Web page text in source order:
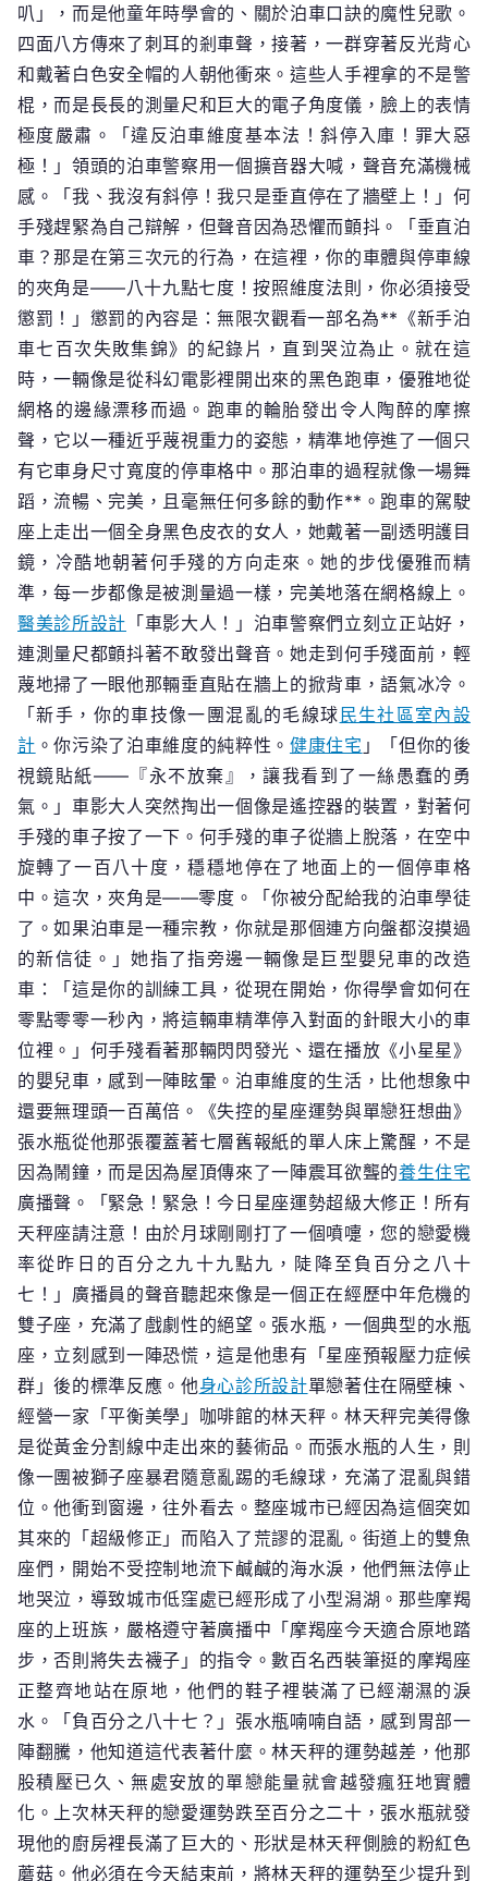
叭」，而是他童年時學會的、關於泊車口訣的魔性兒歌。
四面八方傳來了刺耳的剎車聲，接著，一群穿著反光背心
和戴著白色安全帽的人朝他衝來。這些人手裡拿的不是警
棍，而是長長的測量尺和巨大的電子角度儀，臉上的表情
極度嚴肅。「違反泊車維度基本法！斜停入庫！罪大惡
極！」領頭的泊車警察用一個擴音器大喊，聲音充滿機械
感。「我、我沒有斜停！我只是垂直停在了牆壁上！」何
手殘趕緊為自己辯解，但聲音因為恐懼而顫抖。「垂直泊
車？那是在第三次元的行為，在這裡，你的車體與停車線
的夾角是——八十九點七度！按照維度法則，你必須接受
懲罰！」懲罰的內容是：無限次觀看一部名為**《新手泊
車七百次失敗集錦》的紀錄片，直到哭泣為止。就在這
時，一輛像是從科幻電影裡開出來的黑色跑車，優雅地從
網格的邊緣漂移而過。跑車的輪胎發出令人陶醉的摩擦
聲，它以一種近乎蔑視重力的姿態，精準地停進了一個只
有它車身尺寸寬度的停車格中。那泊車的過程就像一場舞
蹈，流暢、完美，且毫無任何多餘的動作**。跑車的駕駛
座上走出一個全身黑色皮衣的女人，她戴著一副透明護目
鏡，冷酷地朝著何手殘的方向走來。她的步伐優雅而精
準，每一步都像是被測量過一樣，完美地落在網格線上。
醫美診所設計 「車影大人！」泊車警察們立刻立正站好，
連測量尺都顫抖著不敢發出聲音。她走到何手殘面前，輕
蔑地掃了一眼他那輛垂直貼在牆上的掀背車，語氣冰冷。
「新手，你的車技像一團混亂的毛線球 民生社區室內設
計 。你污染了泊車維度的純粹性。 健康住宅 」「但你的後
視鏡貼紙——『永不放棄』，讓我看到了一絲愚蠢的勇
氣。」車影大人突然掏出一個像是遙控器的裝置，對著何
手殘的車子按了一下。何手殘的車子從牆上脫落，在空中
旋轉了一百八十度，穩穩地停在了地面上的一個停車格
中。這次，夾角是——零度。「你被分配給我的泊車學徒
了。如果泊車是一種宗教，你就是那個連方向盤都沒摸過
的新信徒。」她指了指旁邊一輛像是巨型嬰兒車的改造
車：「這是你的訓練工具，從現在開始，你得學會如何在
零點零零一秒內，將這輛車精準停入對面的針眼大小的車
位裡。」何手殘看著那輛閃閃發光、還在播放《小星星》
的嬰兒車，感到一陣眩暈。泊車維度的生活，比他想象中
還要無理頭一百萬倍。《失控的星座運勢與單戀狂想曲》
張水瓶從他那張覆蓋著七層舊報紙的單人床上驚醒，不是
因為鬧鐘，而是因為屋頂傳來了一陣震耳欲聾的養生住宅
廣播聲。「緊急！緊急！今日星座運勢超級大修正！所有
天秤座請注意！由於月球剛剛打了一個噴嚏，您的戀愛機
率從昨日的百分之九十九點九，陡降至負百分之八十
七！」廣播員的聲音聽起來像是一個正在經歷中年危機的
雙子座，充滿了戲劇性的絕望。張水瓶，一個典型的水瓶
座，立刻感到一陣恐慌，這是他患有「星座預報壓力症候
群」後的標準反應。他身心診所設計單戀著住在隔壁棟、
經營一家「平衡美學」咖啡館的林天秤。林天秤完美得像
是從黃金分割線中走出來的藝術品。而張水瓶的人生，則
像一團被獅子座暴君隨意亂踢的毛線球，充滿了混亂與錯
位。他衝到窗邊，往外看去。整座城市已經因為這個突如
其來的「超級修正」而陷入了荒謬的混亂。街道上的雙魚
座們，開始不受控制地流下鹹鹹的海水淚，他們無法停止
地哭泣，導致城市低窪處已經形成了小型潟湖。那些摩羯
座的上班族，嚴格遵守著廣播中「摩羯座今天適合原地踏
步，否則將失去襪子」的指令。數百名西裝筆挺的摩羯座
正整齊地站在原地，他們的鞋子裡裝滿了已經潮濕的淚
水。「負百分之八十七？」張水瓶喃喃自語，感到胃部一
陣翻騰，他知道這代表著什麼。林天秤的運勢越差，他那
股積壓已久、無處安放的單戀能量就會越發瘋狂地實體
化。上次林天秤的戀愛運勢跌至百分之二十，張水瓶就發
現他的廚房裡長滿了巨大的、形狀是林天秤側臉的粉紅色
蘑菇。他必須在今天結束前，將林天秤的運勢至少提升到